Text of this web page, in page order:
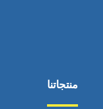
منتجاتنا